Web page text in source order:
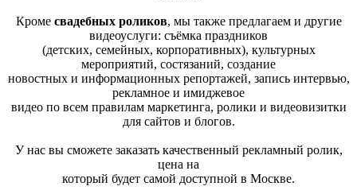
Кроме свадебных роликов, мы также предлагаем и другие
видеоуслуги: съёмка праздников
(детских, семейных, корпоративных), культурных
мероприятий, состязаний, создание
новостных и информационных репортажей, запись интервью,
рекламное и имиджевое
видео по всем правилам маркетинга, ролики и видеовизитки
для сайтов и блогов.
У нас вы сможете заказать качественный рекламный ролик,
цена на
который будет самой доступной в Москве.